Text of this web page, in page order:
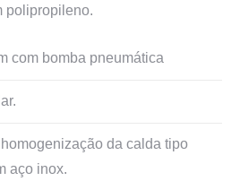
polipropileno.
com bomba pneumática
da calda tipo
aço inox.